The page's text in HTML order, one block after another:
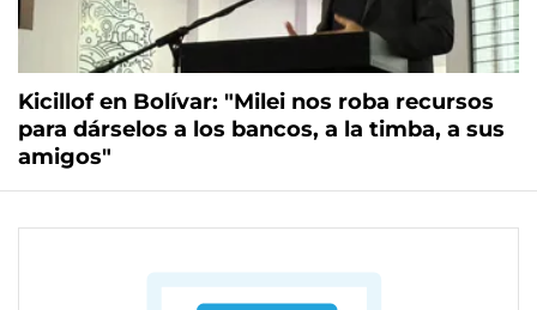
Kicillof en Bolívar: "Milei nos roba recursos
para dárselos a los bancos, a la timba, a sus
amigos"